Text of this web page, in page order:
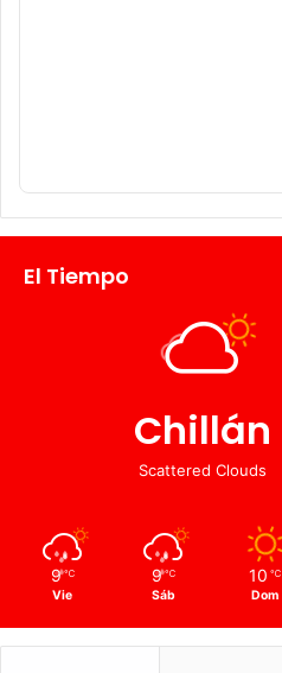
El Tiempo
Chillán
Scattered Clouds
9 ℃
Vie
9 ℃
Sáb
10 ℃
Dom